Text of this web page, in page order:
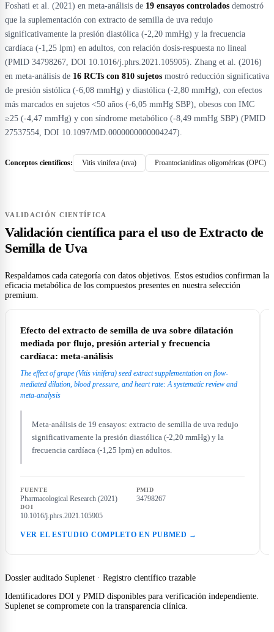
Foshati et al. (2021) en meta-análisis de 19 ensayos controlados demostró
que la suplementación con extracto de semilla de uva redujo
significativamente la presión diastólica (-2,20 mmHg) y la frecuencia
cardíaca (-1,25 lpm) en adultos, con relación dosis-respuesta no lineal
(PMID 34798267, DOI 10.1016/j.phrs.2021.105905). Zhang et al. (2016)
en meta-análisis de 16 RCTs con 810 sujetos mostró reducción significativa
de presión sistólica (-6,08 mmHg) y diastólica (-2,80 mmHg), con efectos
más marcados en sujetos <50 años (-6,05 mmHg SBP), obesos con IMC
≥25 (-4,47 mmHg) y con síndrome metabólico (-8,49 mmHg SBP) (PMID
27537554, DOI 10.1097/MD.0000000000004247).
Conceptos científicos: Vitis vinifera (uva) Proantocianidinas oligoméricas (OPC)
VALIDACIÓN CIENTÍFICA
Validación científica para el uso de Extracto de
Semilla de Uva
Respaldamos cada categoría con datos objetivos. Estos estudios confirman la
eficacia metabólica de los compuestos presentes en nuestra selección
premium.
Efecto del extracto de semilla de uva sobre dilatación
mediada por flujo, presión arterial y frecuencia
cardíaca: meta-análisis
The effect of grape (Vitis vinifera) seed extract supplementation on flow-
mediated dilation, blood pressure, and heart rate: A systematic review and
meta-analysis
Meta-análisis de 19 ensayos: extracto de semilla de uva redujo
significativamente la presión diastólica (-2,20 mmHg) y la
frecuencia cardíaca (-1,25 lpm) en adultos.
FUENTE
Pharmacological Research (2021)
PMID
34798267
DOI
10.1016/j.phrs.2021.105905
VER EL ESTUDIO COMPLETO EN PUBMED →
Dossier auditado Suplenet · Registro científico trazable
Identificadores DOI y PMID disponibles para verificación independiente.
Suplenet se compromete con la transparencia clínica.